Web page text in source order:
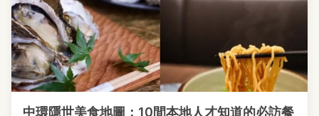
中環隱世美食地圖：10間本地人才知道的必訪餐